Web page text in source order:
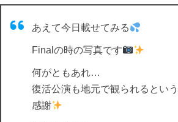
あえて今日載せてみる
Finalの時の写真です
何がともあれ…
復活公演も地元で観られるとい
感謝